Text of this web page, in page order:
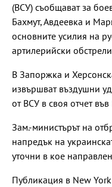
(ВСУ) съобщават за
Бахмут, Авдеевка и
основните усилия на
артилерийски
В Запоржка и
извършват въздушни
от ВСУ в своя отчет
Зам.-министърът на
напредък на
уточни в кое
Публикация в New